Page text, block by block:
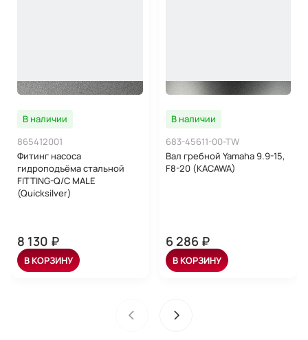
В наличии
865412001
Фитинг насоса
гидроподъёма стальной
FITTING-Q/C MALE
(Quicksilver)
8 130 ₽
В КОРЗИНУ
В наличии
683-45611-00-TW
Вал гребной Yamaha 9.9-15,
F8-20 (KACAWA)
6 286 ₽
В КОРЗИНУ